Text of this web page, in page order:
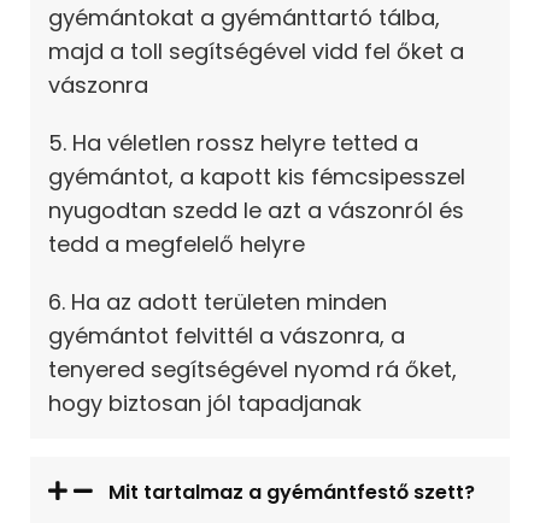
gyémántokat a gyémánttartó tálba,
majd a toll segítségével vidd fel őket a
vászonra
5. Ha véletlen rossz helyre tetted a
gyémántot, a kapott kis fémcsipesszel
nyugodtan szedd le azt a vászonról és
tedd a megfelelő helyre
6. Ha az adott területen minden
gyémántot felvittél a vászonra, a
tenyered segítségével nyomd rá őket,
hogy biztosan jól tapadjanak
Mit tartalmaz a gyémántfestő szett?